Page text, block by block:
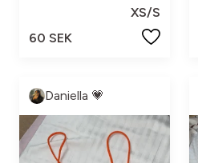
XS/S
60 SEK
Daniella 💗